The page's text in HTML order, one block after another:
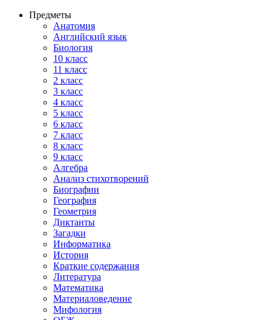
Предметы
Анатомия
Английский язык
Биология
10 класс
11 класс
2 класс
3 класс
4 класс
5 класс
6 класс
7 класс
8 класс
9 класс
Алгебра
Анализ стихотворений
Биографии
География
Геометрия
Диктанты
Загадки
Информатика
История
Краткие содержания
Литература
Математика
Материаловедение
Мифология